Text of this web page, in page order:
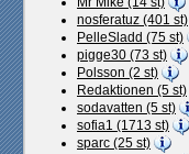
nosferatuz (401 st)
PelleSladd (75 st)
pigge30 (73 st)
Polsson (2 st)
Redaktionen (5 st)
sodavatten (5 st)
sofia1 (1713 st)
sparc (25 st)